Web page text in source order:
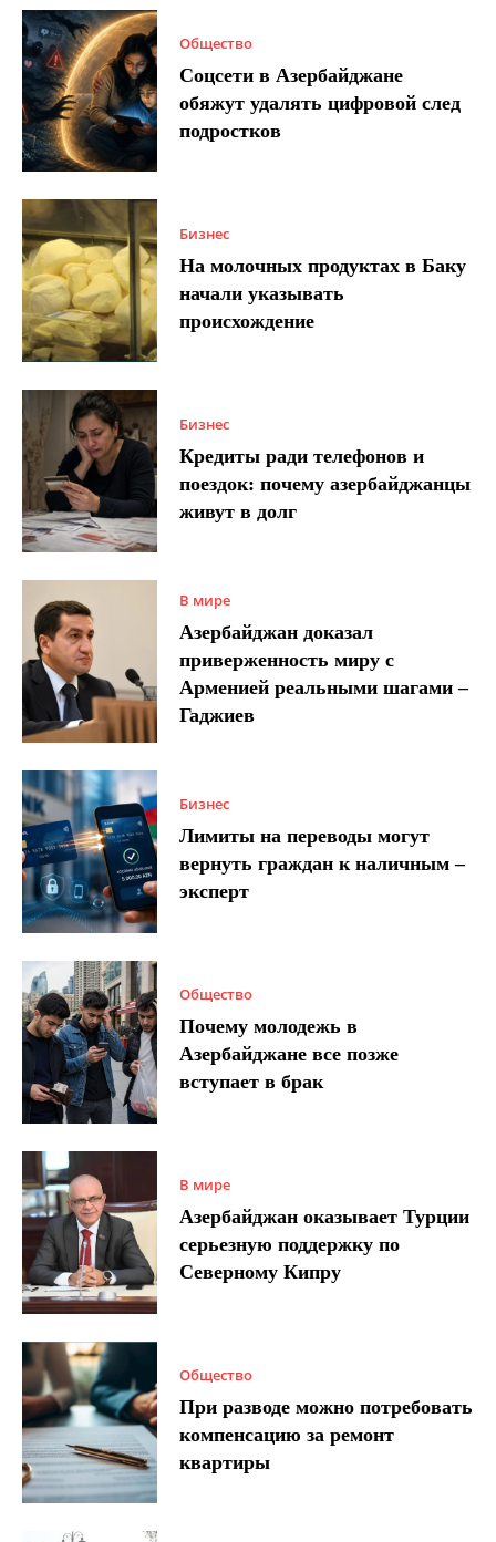
Общество
Соцсети в Азербайджане
обяжут удалять цифровой след
подростков
Бизнес
На молочных продуктах в Баку
начали указывать
происхождение
Бизнес
Кредиты ради телефонов и
поездок: почему азербайджанцы
живут в долг
В мире
Азербайджан доказал
приверженность миру с
Арменией реальными шагами –
Гаджиев
Бизнес
Лимиты на переводы могут
вернуть граждан к наличным –
эксперт
Общество
Почему молодежь в
Азербайджане все позже
вступает в брак
В мире
Азербайджан оказывает Турции
серьезную поддержку по
Северному Кипру
Общество
При разводе можно потребовать
компенсацию за ремонт
квартиры